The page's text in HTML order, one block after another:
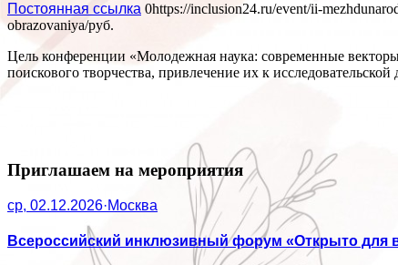
Постоянная ссылка 0https://inclusion24.ru/event/ii-
obrazovaniya/руб.
Цель конференции «Молодежная наука: современные
поискового творчества, привлечение их к
Приглашаем на мероприятия
ср, 02.12.2026·Москва
Всероссийский инклюзивный форум «Открыто для